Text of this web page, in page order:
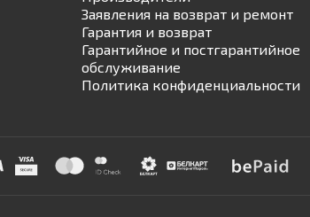
Заявления на возврат и ремонт
Гарантия и возврат
Гарантийное и постгарантийное
обслуживание
Политика конфиденциальности